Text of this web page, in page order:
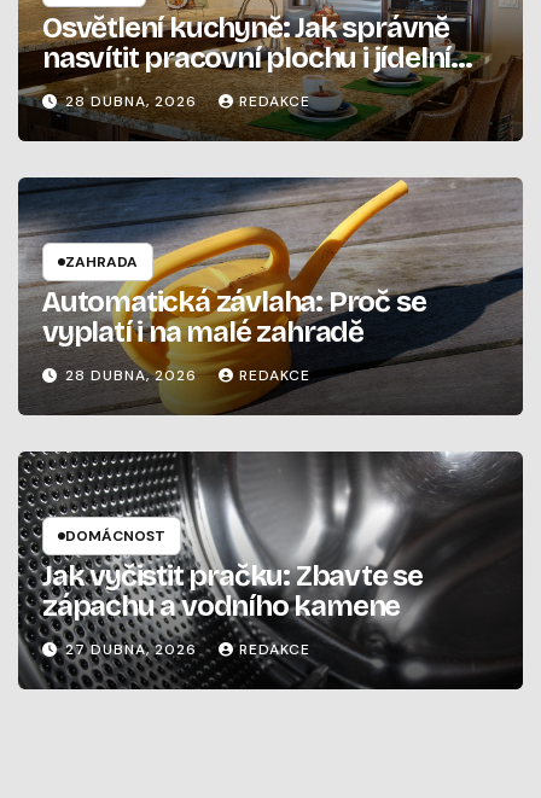
Osvětlení kuchyně: Jak správně
nasvítit pracovní plochu i jídelní
stůl28 DUBNA, 2026 REDAKCE
ZAHRADA
Automatická závlaha: Proč se
vyplatí i na malé zahradě
28 DUBNA, 2026 REDAKCE
DOMÁCNOST
Jak vyčistit pračku: Zbavte se
zápachu a vodního kamene
27 DUBNA, 2026 REDAKCE